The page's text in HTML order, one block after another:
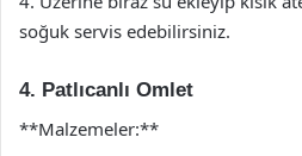
soğuk servis edebilirsiniz.
4. Patlıcanlı Omlet
**Malzemeler:**